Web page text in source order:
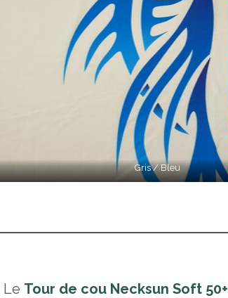
Gris / Bleu
Le Tour de cou Necksun Soft 50+